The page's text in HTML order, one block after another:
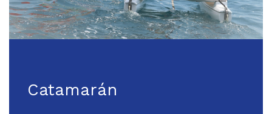
Catamarán